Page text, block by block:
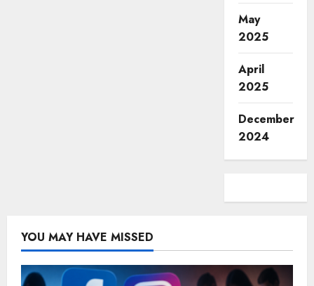
May
2025
April
2025
December
2024
YOU MAY HAVE MISSED